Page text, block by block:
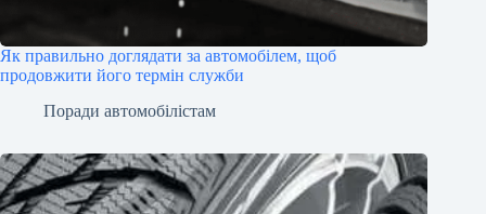
Як правильно доглядати за автомобілем, щоб
продовжити його термін служби
Поради автомобілістам